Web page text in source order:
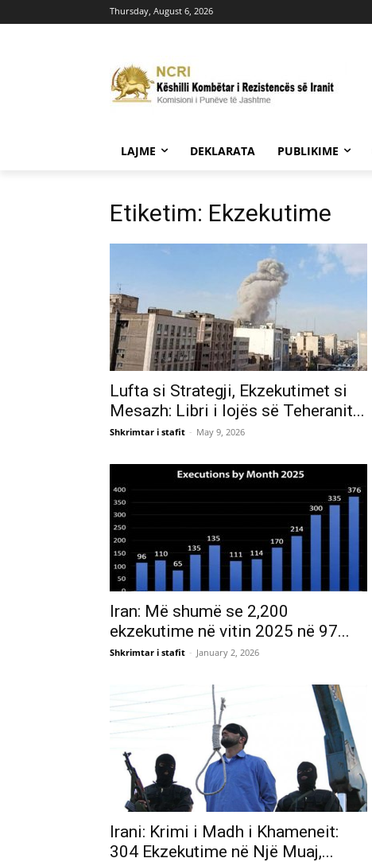
Thursday, August 6, 2026
LAJME DEKLARATA PUBLIKIME
Etiketim: Ekzekutime
Lufta si Strategji, Ekzekutimet si
Mesazh: Libri i lojës së Teheranit...
Shkrimtar i stafit - May 9, 2026
Iran: Më shumë se 2,200
ekzekutime në vitin 2025 në 97...
Shkrimtar i stafit - January 2, 2026
Irani: Krimi i Madh i Khameneit:
304 Ekzekutime në Një Muaj,...